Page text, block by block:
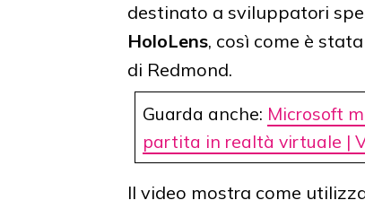
destinato a sviluppatori
HoloLens, così come è
di Redmond.
Guarda anche: Microsoft
partita in realtà virtuale |
Il video mostra come